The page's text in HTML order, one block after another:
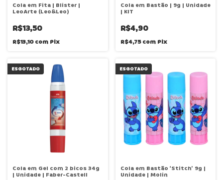
Cola em Fita | Blister |
LeoArte (Leo&Leo)
R$13,50
R$13,10com Pix
Cola em Bastão | 9g | Unidade
| KIT
R$4,90
R$4,75com Pix
ESGOTADO
Cola em Gel com 2 bicos 34g
| Unidade | Faber-Castell
ESGOTADO
Cola em Bastão ‘Stitch’ 9g |
Unidade | Molin